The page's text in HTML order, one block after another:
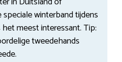
winterband tijdens
meest interessant. Tip:
tweedehands